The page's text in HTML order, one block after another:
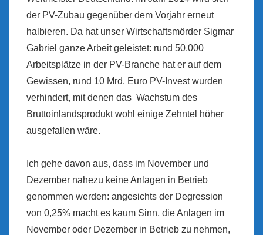
der PV-Zubau gegenüber dem Vorjahr erneut
halbieren. Da hat unser Wirtschaftsmörder Sigmar
Gabriel ganze Arbeit geleistet: rund 50.000
Arbeitsplätze in der PV-Branche hat er auf dem
Gewissen, rund 10 Mrd. Euro PV-Invest wurden
verhindert, mit denen das Wachstum des
Bruttoinlandsprodukt wohl einige Zehntel höher
ausgefallen wäre.
Ich gehe davon aus, dass im November und
Dezember nahezu keine Anlagen in Betrieb
genommen werden: angesichts der Degression
von 0,25% macht es kaum Sinn, die Anlagen im
November oder Dezember in Betrieb zu nehmen,